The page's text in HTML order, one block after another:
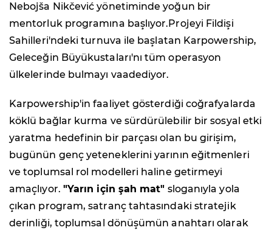
Nebojša Nikčević yönetiminde yoğun bir
mentorluk programına başlıyor.Projeyi Fildişi
Sahilleri'ndeki turnuva ile başlatan Karpowership,
Geleceğin Büyükustaları'nı tüm operasyon
ülkelerinde bulmayı vaadediyor.
Karpowership'in faaliyet gösterdiği coğrafyalarda
köklü bağlar kurma ve sürdürülebilir bir sosyal etki
yaratma hedefinin bir parçası olan bu girişim,
bugünün genç yeteneklerini yarının eğitmenleri
ve toplumsal rol modelleri haline getirmeyi
amaçlıyor. "Yarın için şah mat" sloganıyla yola
çıkan program, satranç tahtasındaki stratejik
derinliği, toplumsal dönüşümün anahtarı olarak